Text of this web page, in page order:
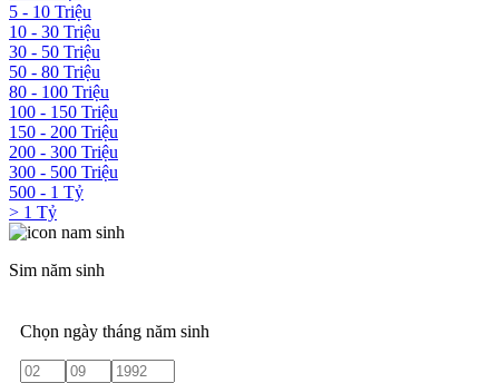
5 - 10 Triệu
10 - 30 Triệu
30 - 50 Triệu
50 - 80 Triệu
80 - 100 Triệu
100 - 150 Triệu
150 - 200 Triệu
200 - 300 Triệu
300 - 500 Triệu
500 - 1 Tỷ
> 1 Tỷ
Sim năm sinh
Chọn ngày tháng năm sinh